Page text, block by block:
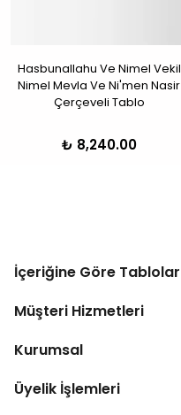
Hasbunallahu Ve Nimel Vekil
Nimel Mevla Ve Ni'men Nasir
Çerçeveli Tablo
₺ 8,240.00
İçeriğine Göre Tablolar
Müşteri Hizmetleri
Kurumsal
Üyelik İşlemleri